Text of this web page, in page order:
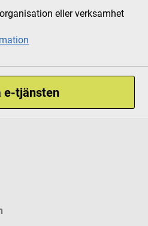
eller verksamhet
e-tjänsten